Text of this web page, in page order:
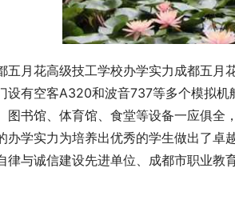
五月花高级技工学校办学实力成都五月
设有空客A320和波音737等多个模拟
图书馆、体育馆、食堂等设备一应俱全
办学实力为培养出优秀的学生做出了卓
律与诚信建设先进单位、成都市职业教